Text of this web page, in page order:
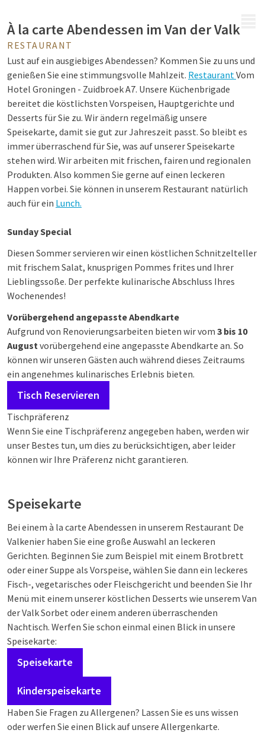
À la carte Abendessen im Van der Valk
RESTAURANT
Lust auf ein ausgiebiges Abendessen? Kommen Sie zu uns und
genießen Sie eine stimmungsvolle Mahlzeit. RestaurantVom
Hotel Groningen - Zuidbroek A7. Unsere Küchenbrigade
bereitet die köstlichsten Vorspeisen, Hauptgerichte und
Desserts für Sie zu. Wir ändern regelmäßig unsere
Speisekarte, damit sie gut zur Jahreszeit passt. So bleibt es
immer überraschend für Sie, was auf unserer Speisekarte
stehen wird. Wir arbeiten mit frischen, fairen und regionalen
Produkten. Also kommen Sie gerne auf einen leckeren
Happen vorbei. Sie können in unserem Restaurant natürlich
auch für ein Lunch.
Sunday Special
Diesen Sommer servieren wir einen köstlichen Schnitzelteller
mit frischem Salat, knusprigen Pommes frites und Ihrer
Lieblingssoße. Der perfekte kulinarische Abschluss Ihres
Wochenendes!
Vorübergehend angepasste Abendkarte
Aufgrund von Renovierungsarbeiten bieten wir vom 3 bis 10
Augustvorübergehend eine angepasste Abendkarte an. So
können wir unseren Gästen auch während dieses Zeitraums
ein angenehmes kulinarisches Erlebnis bieten.
Tisch Reservieren
Tischpräferenz
Wenn Sie eine Tischpräferenz angegeben haben, werden wir
unser Bestes tun, um dies zu berücksichtigen, aber leider
können wir Ihre Präferenz nicht garantieren.
Speisekarte
Bei einem à la carte Abendessen in unserem Restaurant De
Valkenier haben Sie eine große Auswahl an leckeren
Gerichten. Beginnen Sie zum Beispiel mit einem Brotbrett
oder einer Suppe als Vorspeise, wählen Sie dann ein leckeres
Fisch-, vegetarisches oder Fleischgericht und beenden Sie Ihr
Menü mit einem unserer köstlichen Desserts wie unserem Van
der Valk Sorbet oder einem anderen überraschenden
Nachtisch. Werfen Sie schon einmal einen Blick in unsere
Speisekarte:
Speisekarte
Kinderspeisekarte
Haben Sie Fragen zu Allergenen? Lassen Sie es uns wissen
oder werfen Sie einen Blick auf unsere Allergenkarte.